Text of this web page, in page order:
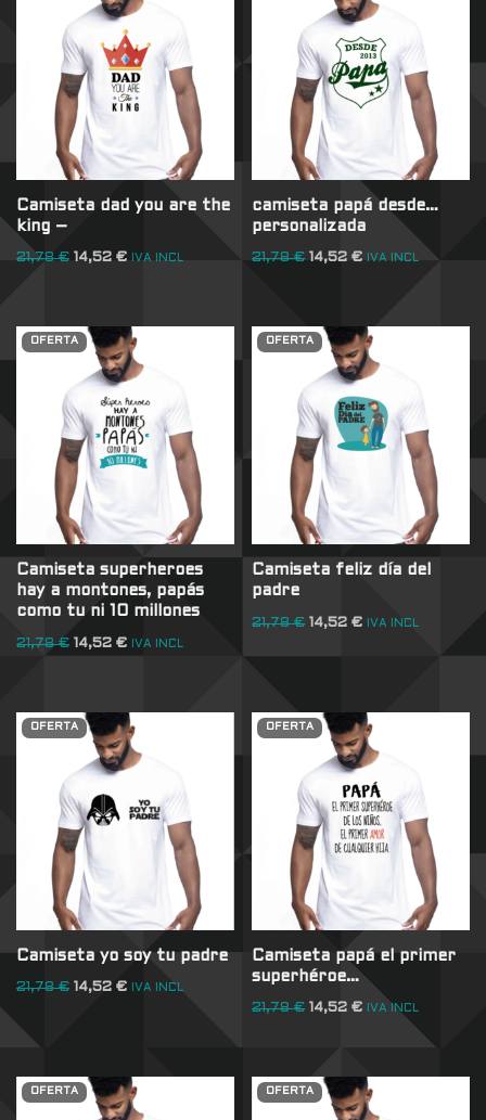
Camiseta dad you are the
king –
21,78€ 14,52 € IVA INCL
camiseta papá desde…
personalizada
21,78€ 14,52€ IVA INCL
OFERTA
Camiseta superheroes
hay a montones, papás
como tu ni 10 millones
21,78€ 14,52 € IVA INCL
OFERTA
Camiseta feliz día del
padre
21,78€ 14,52€ IVA INCL
OFERTA
Camiseta yo soy tu padre
21,78€ 14,52 € IVA INCL
OFERTA
Camiseta papá el primer
superhéroe…
21,78€ 14,52€ IVA INCL
OFERTA OFERTA